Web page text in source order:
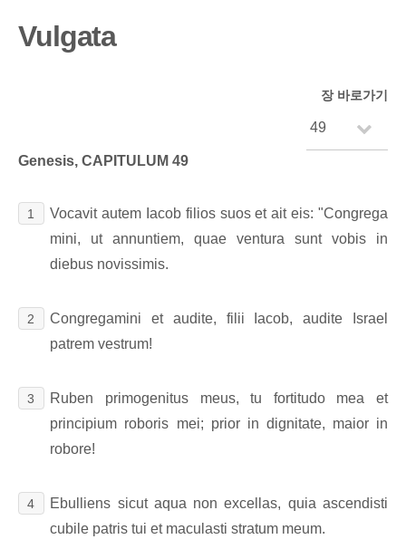
Vulgata
장 바로가기
Genesis, CAPITULUM 49
1
Vocavit autem Iacob filios suos et ait eis: "Congrega
mini, ut annuntiem, quae ventura sunt vobis in
diebus novissimis.
2
Congregamini et audite, filii Iacob, audite Israel
patrem vestrum!
3
Ruben primogenitus meus, tu fortitudo mea et
principium roboris mei; prior in dignitate, maior in
robore!
4
Ebulliens sicut aqua non excellas, quia ascendisti
cubile patris tui et maculasti stratum meum.